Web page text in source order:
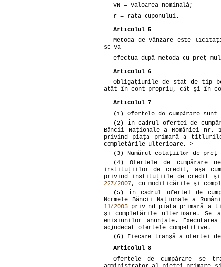
VN = valoarea nominală;
r = rata cuponului.
Articolul 5
Metoda de vânzare este
se va
efectua după metoda cu preţ
Articolul 6
Obligaţiunile de stat de tip
atât în cont propriu, cât şi în
Articolul 7
(1) Ofertele de cumpărare
(2) În cadrul ofertei de
Băncii Naţionale a României nr.
privind piaţa primară a
completările ulterioare. >
(3) Numărul cotaţiilor de
(4) Ofertele de cumpărare
instituţiilor de credit, aşa
privind instituţiile de credit şi
227/2007, cu modificările şi
(5) În cadrul ofertei de
Normele Băncii Naţionale a
11/2005 privind piaţa primară a
şi completările ulterioare. Se
emisiunilor anunţate.
adjudecat ofertele competitive.
(6) Fiecare tranşă a ofertei de
Articolul 8
Ofertele de cumpărare se